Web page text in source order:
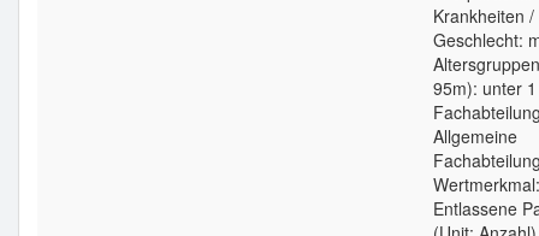
Krankheiten /
Geschlecht:
95m): unter
Allgemeine
Wertmerkmal:
Entlassene